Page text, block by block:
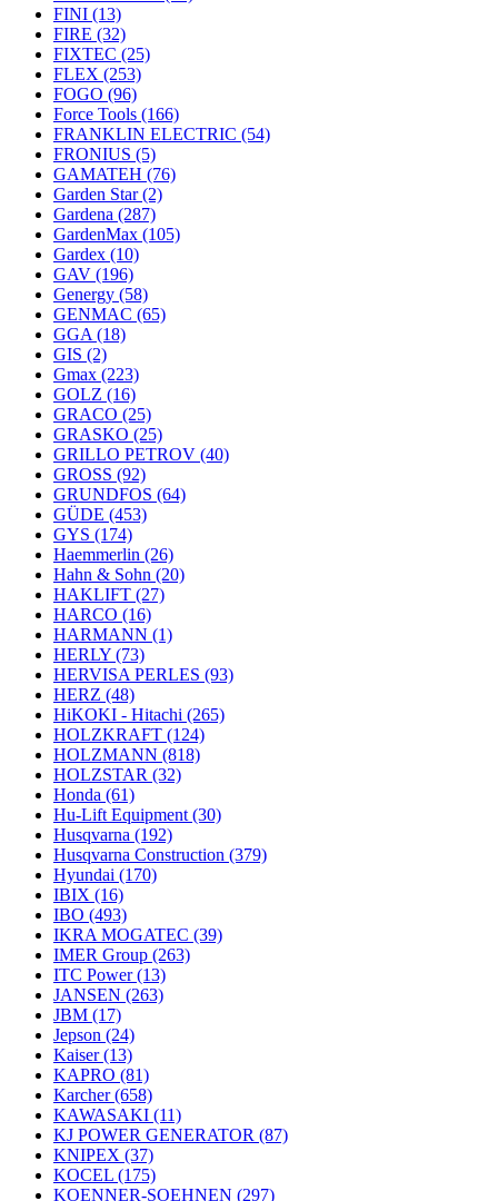
FINI (13)
FIRE (32)
FIXTEC (25)
FLEX (253)
FOGO (96)
Force Tools (166)
FRANKLIN ELECTRIC (54)
FRONIUS (5)
GAMATEH (76)
Garden Star(2)
Gardena (287)
GardenMax (105)
Gardex (10)
GAV (196)
Genergy (58)
GENMAC (65)
GGA (18)
GIS (2)
Gmax (223)
GOLZ (16)
GRACO (25)
GRASKO (25)
GRILLO PETROV (40)
GROSS (92)
GRUNDFOS (64)
GÜDE (453)
GYS (174)
Haemmerlin (26)
Hahn & Sohn (20)
HAKLIFT (27)
HARCO (16)
HARMANN (1)
HERLY (73)
HERVISA PERLES (93)
HERZ (48)
HiKOKI - Hitachi (265)
HOLZKRAFT (124)
HOLZMANN (818)
HOLZSTAR (32)
Honda (61)
Hu-Lift Equipment (30)
Husqvarna (192)
Husqvarna Construction (379)
Hyundai (170)
IBIX (16)
IBO (493)
IKRA MOGATEC (39)
IMER Group (263)
ITC Power(13)
JANSEN (263)
JBM (17)
Jepson (24)
Kaiser(13)
KAPRO (81)
Karcher(658)
KAWASAKI (11)
KJ POWER GENERATOR (87)
KNIPEX (37)
KOCEL (175)
KOENNER-SOEHNEN (297)